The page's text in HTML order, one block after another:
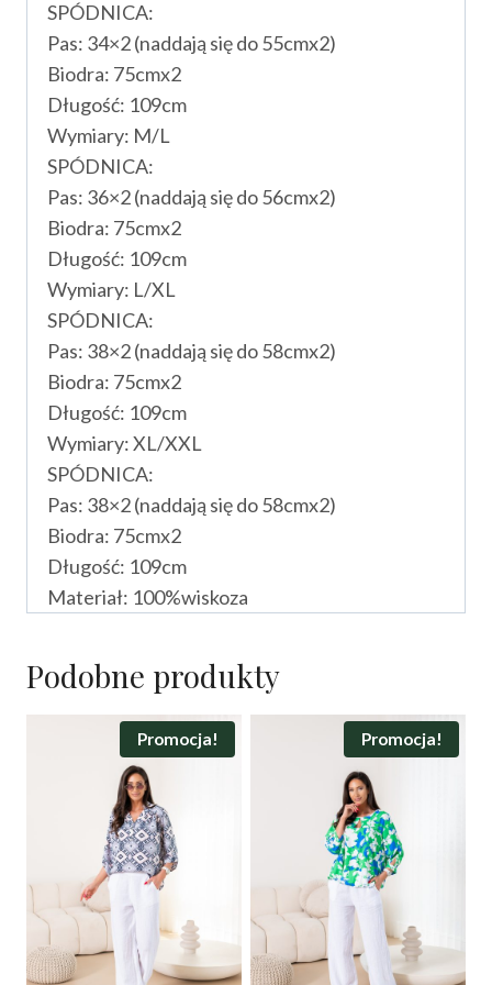
SPÓDNICA:
Pas: 34×2 (naddają się do 55cmx2)
Biodra: 75cmx2
Długość: 109cm
Wymiary: M/L
SPÓDNICA:
Pas: 36×2 (naddają się do 56cmx2)
Biodra: 75cmx2
Długość: 109cm
Wymiary: L/XL
SPÓDNICA:
Pas: 38×2 (naddają się do 58cmx2)
Biodra: 75cmx2
Długość: 109cm
Wymiary: XL/XXL
SPÓDNICA:
Pas: 38×2 (naddają się do 58cmx2)
Biodra: 75cmx2
Długość: 109cm
Materiał: 100%wiskoza
Podobne produkty
Promocja! Promocja!